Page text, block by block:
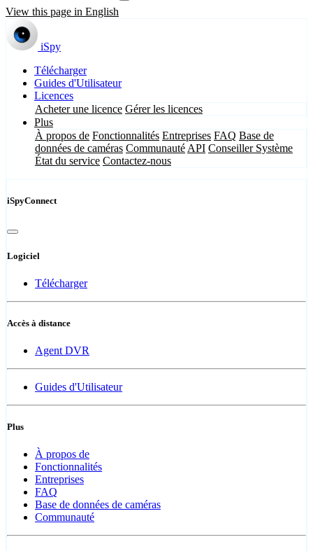
View this page in English
iSpy
Télécharger
Guides d'Utilisateur
Licences
Acheter une licence Gérer les licences
Plus
À propos de Fonctionnalités Entreprises FAQ Base de
données de caméras Communauté API Conseiller Système
État du service Contactez-nous
iSpyConnect
Logiciel
Télécharger
Accès à distance
Agent DVR
Guides d'Utilisateur
Plus
À propos de
Fonctionnalités
Entreprises
FAQ
Base de données de caméras
Communauté